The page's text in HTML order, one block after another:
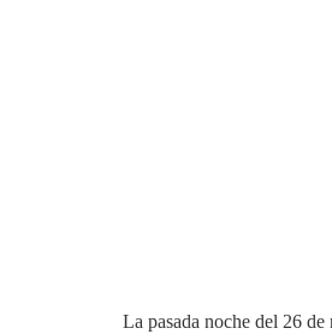
La pasada noche del 26